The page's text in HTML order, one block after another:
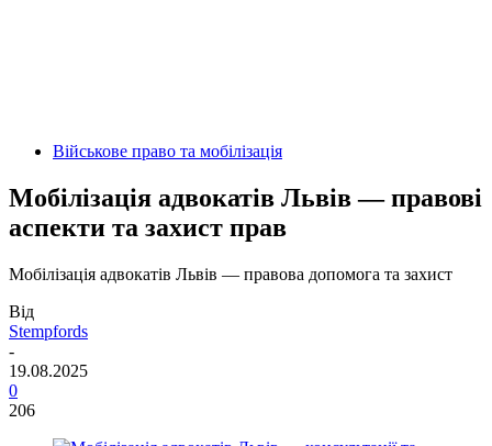
Військове право та мобілізація
Мобілізація адвокатів Львів — правові
аспекти та захист прав
Мобілізація адвокатів Львів — правова допомога та захист
Від
Stempfords
-
19.08.2025
0
206